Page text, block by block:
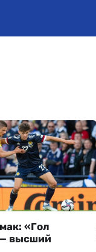
«Гол
высший